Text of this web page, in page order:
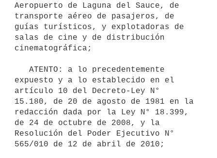
Aeropuerto de Laguna del Sauce, de
transporte aéreo de pasajeros, de
guías turísticos, y explotadoras de
salas de cine y de distribución
cinematográfica;
expuesto y a lo establecido en el
artículo 10 del Decreto-Ley N°
15.180, de 20 de agosto de 1981 en la
redacción dada por la Ley N° 18.399,
de 24 de octubre de 2008, y la
Resolución del Poder Ejecutivo N°
565/010 de 12 de abril de 2010;